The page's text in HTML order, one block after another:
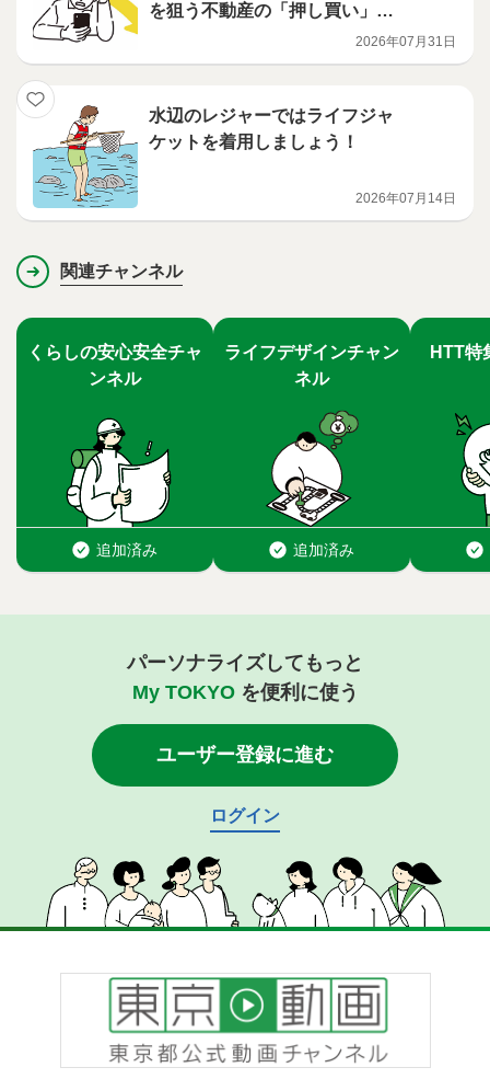
を狙う不動産の「押し買い」に
2026年07月31日
水辺のレジャーではライフジャ
ケットを着用しましょう！
2026年07月14日
関連チャンネル
パーソナライズしてもっと
My TOKYOを便利に使う
ユーザー登録に進む
ログイン